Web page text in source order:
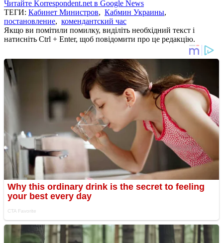
Читайте Korrespondent.net в Google News
ТЕГИ: Кабинет Министров, Кабмин Украины,
постановление, комендантский час
Якщо ви помітили помилку, виділіть необхідний текст і
натисніть Ctrl + Enter, щоб повідомити про це редакцію.